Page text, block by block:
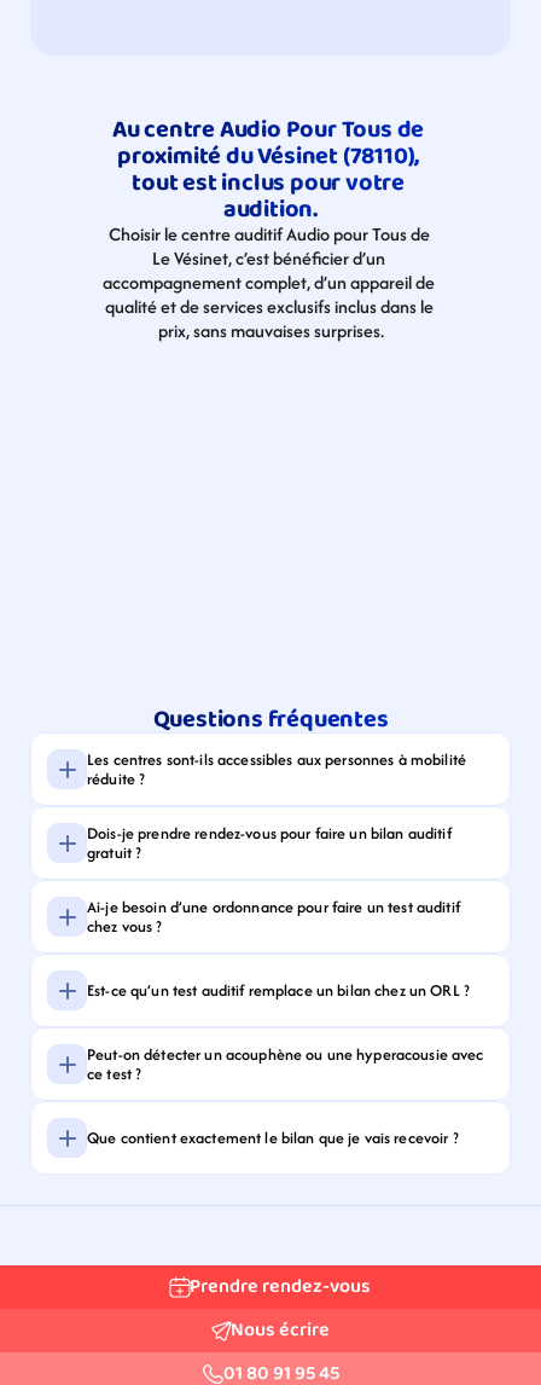
Au centre Audio Pour Tous de
proximité du Vésinet (78110),
tout est inclus pour votre
audition.
Choisir le centre auditif Audio pour Tous de
Le Vésinet, c’est bénéficier d’un
accompagnement complet, d’un appareil de
qualité et de services exclusifs inclus dans le
prix, sans mauvaises surprises.
Questions fréquentes
Les centres sont-ils accessibles aux personnes à mobilité
réduite ?
Dois-je prendre rendez-vous pour faire un bilan auditif
gratuit ?
Ai-je besoin d’une ordonnance pour faire un test auditif
chez vous ?
Est-ce qu’un test auditif remplace un bilan chez un ORL ?
Peut-on détecter un acouphène ou une hyperacousie avec
ce test ?
Que contient exactement le bilan que je vais recevoir ?
Prendre rendez-vous
Nous écrire
01 80 91 95 45